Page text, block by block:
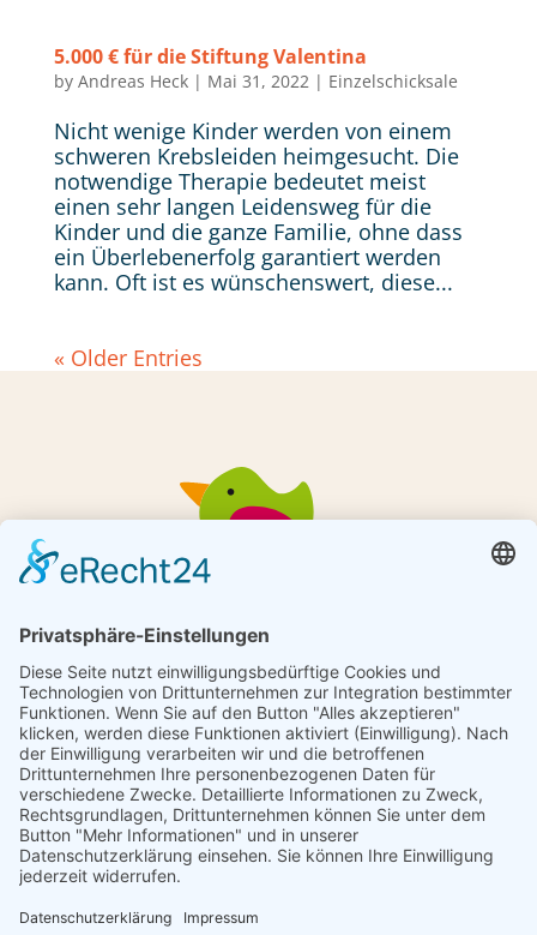
5.000 € für die Stiftung Valentina
by Andreas Heck| Mai 31, 2022| Einzelschicksale
Nicht wenige Kinder werden von einem
schweren Krebsleiden heimgesucht. Die
notwendige Therapie bedeutet meist
einen sehr langen Leidensweg für die
Kinder und die ganze Familie, ohne dass
ein Überlebenerfolg garantiert werden
kann. Oft ist es wünschenswert, diese...
« Older Entries
Ulms kleine Spatzen e.V.
Mähringer Weg 6
89075 Ulm
T.0731 360 803 39
ed.neztapsenielksmlu@ofni